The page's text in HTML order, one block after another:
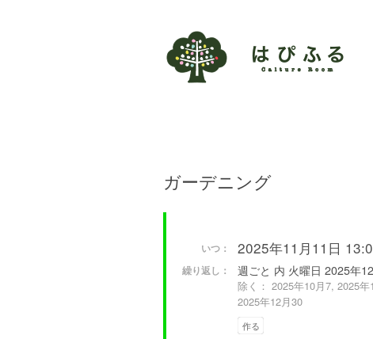
ガーデニング
いつ： 2025年11月11日
繰り返し： 週ごと 内 火曜日 2025年
除く： 2025年10月7, 2025
2025年12月30
作る